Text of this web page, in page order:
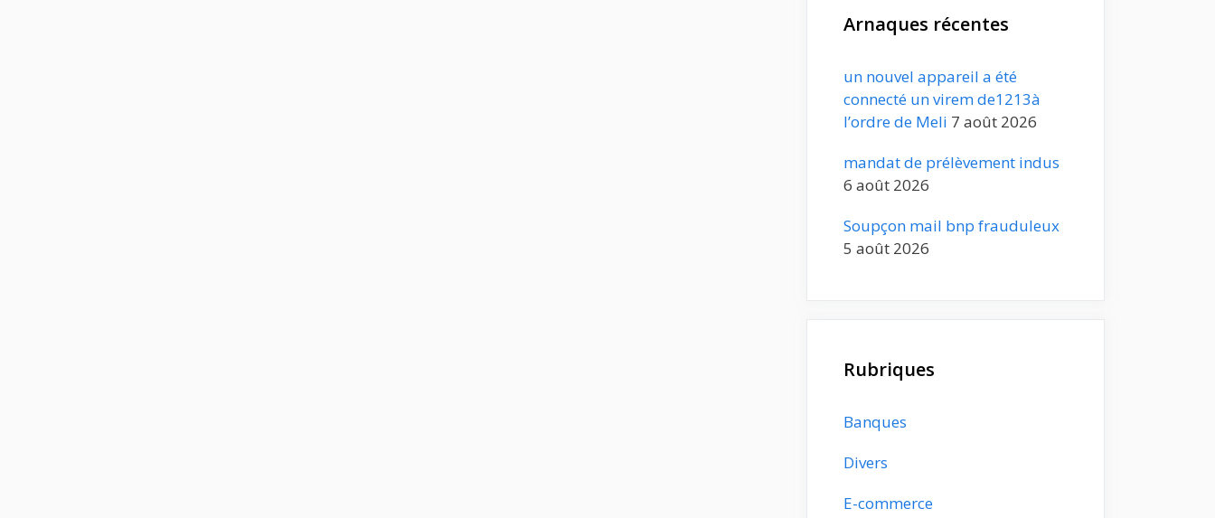
Arnaques récentes
un nouvel appareil a été
connecté un virem de1213à
l’ordre de Meli 7 août 2026
mandat de prélèvement indus
6 août 2026
Soupçon mail bnp frauduleux
5 août 2026
Rubriques
Banques
Divers
E-commerce